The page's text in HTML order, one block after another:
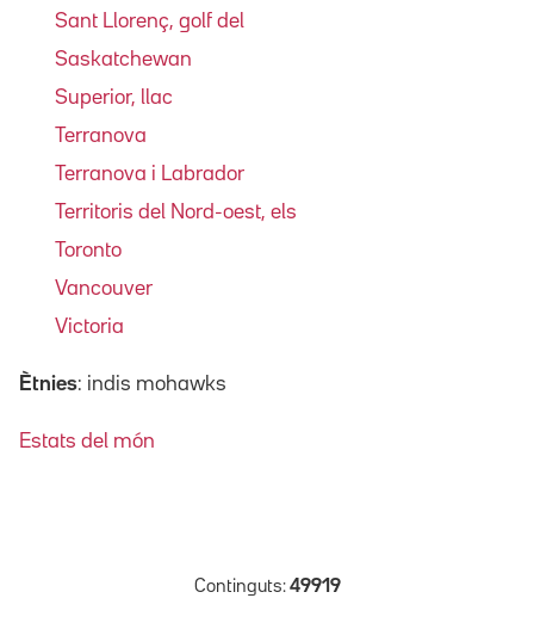
Sant Llorenç, golf del
Saskatchewan
Superior, llac
Terranova
Terranova i Labrador
Territoris del Nord-oest, els
Toronto
Vancouver
Victoria
Ètnies: indis mohawks
Estats del món
Continguts: 49919